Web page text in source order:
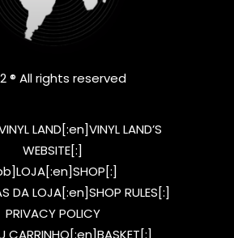
® All rights reserved
LAND[:en]VINYL LAND’S
WEBSITE[:]
DA LOJA[:en]SHOP RULES[:]
PRIVACY POLICY
CARRINHO[:en]BASKET[:]